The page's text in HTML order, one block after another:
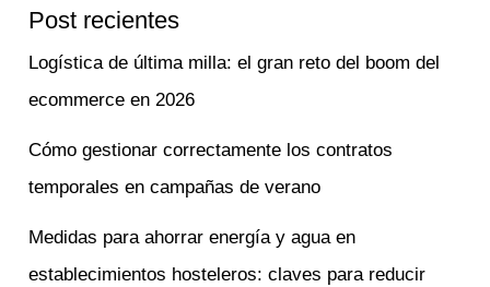
Post recientes
Logística de última milla: el gran reto del boom del
ecommerce en 2026
Cómo gestionar correctamente los contratos
temporales en campañas de verano
Medidas para ahorrar energía y agua en
establecimientos hosteleros: claves para reducir